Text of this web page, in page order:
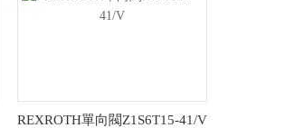
REXROTH單向閥Z1S6T15-41/V